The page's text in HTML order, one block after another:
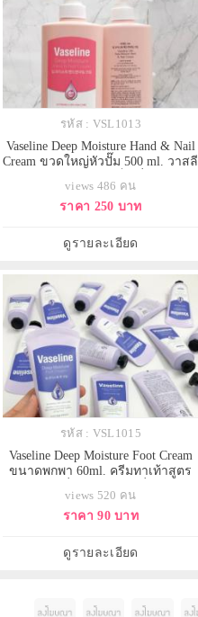
รหัส : VSL1013
Vaseline Deep Moisture Hand & Nail
Cream ขวดใหญ่หัวปั๊ม 500 ml. วาสลี
ผลิตที่เกาหลีเท่านั้น ด้วยสูตรที่เข้ม
ข้น ไม่เหนียวเหนอะหนะ ให้ความ
fruity อ่อนๆ
views 486 คน
ราคา 250 บาท
ดูรายละเอียด
รหัส : VSL1015
Vaseline Deep Moisture Foot Cream
ขนาดพกพา 60ml. ครีมทาเท้าสูตร
เท่านั้น กู้ส้นเท้าแตก แห้ง ให้กลับมา
นุ่มชุ่มชื้น ใช้ทาตาตุ่ม ข้อศอก หัว
แห้งกร้าน ช่วยแก้ปัญหาเท้าแห้งแตก
บำรุงอย่างล้ำลึกใ
views 520 คน
ราคา 90 บาท
ดูรายละเอียด